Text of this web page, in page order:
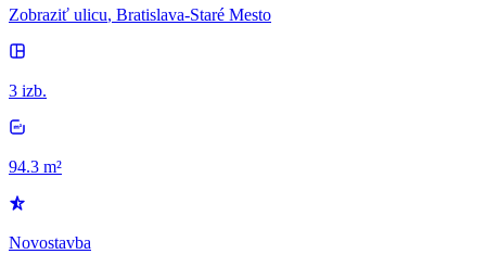
Zobraziť ulicu, Bratislava-Staré Mesto
3 izb.
94.3 m²
Novostavba